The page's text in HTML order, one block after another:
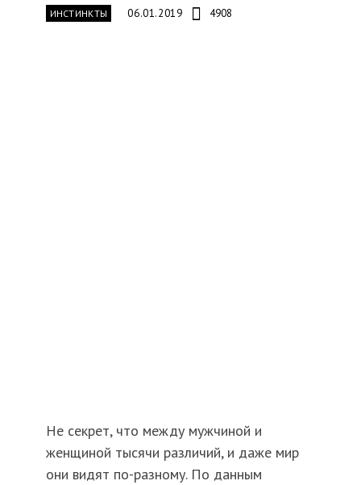
ИНСТИНКТЫ 06.01.2019 4908
Не секрет, что между мужчиной и
женщиной тысячи различий, и даже мир
они видят по-разному. По данным